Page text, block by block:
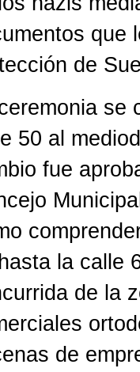
que
de
se
50 al
fue
la calle
de la
de